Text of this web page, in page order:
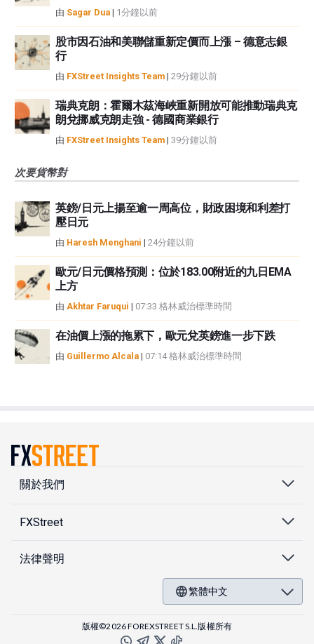
由 Sagar Dua | 1分鐘以前
股市因石油和美聯儲重新定價而上漲 – 德意志銀
行
由 FXStreet Insights Team | 29分鐘以前
瑞典克朗：霍爾木茲海峽重新開放可能推動瑞典克
朗兌挪威克朗走強 - 德國商業銀行
由 FXStreet Insights Team | 39分鐘以前
次要貨幣對
英鎊/日元上揚至逾一周高位，財政困境和利差打
壓日元
由 Haresh Menghani | 24分鐘以前
歐元/日元價格預測：位於183.00附近的九日EMA
上方
由 Akhtar Faruqui | 07:33 格林威治標準時間
在油價上漲的拖累下，歐元兌英鎊進一步下跌
由 Guillermo Alcala | 07:14 格林威治標準時間
關於我們
FXStreet
法律聲明
繁體中文
版權©2026 FOREXSTREET S.L.版權所有